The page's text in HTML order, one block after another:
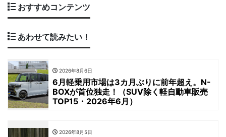
おすすめコンテンツ
あわせて読みたい！
2026年8月6日
6月軽乗用市場は3カ月ぶりに前年超え。N-
BOXが首位独走！（SUV除く軽自動車販売
TOP15・2026年6月）
2026年8月5日